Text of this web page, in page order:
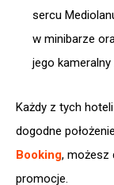
sercu
w minibarze
jego
Każdy z tych
dogodne
Booking, możesz
promocje.